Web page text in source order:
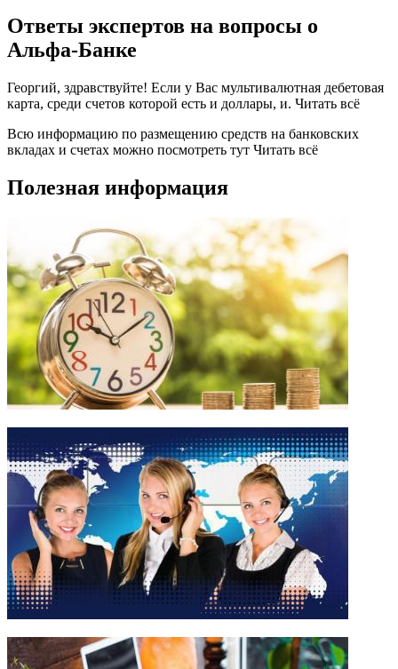
Ответы экспертов на вопросы о
Альфа-Банке
Георгий, здравствуйте! Если у Вас мультивалютная дебетовая
карта, среди счетов которой есть и доллары, и. Читать всё
Всю информацию по размещению средств на банковских
вкладах и счетах можно посмотреть тут Читать всё
Полезная информация